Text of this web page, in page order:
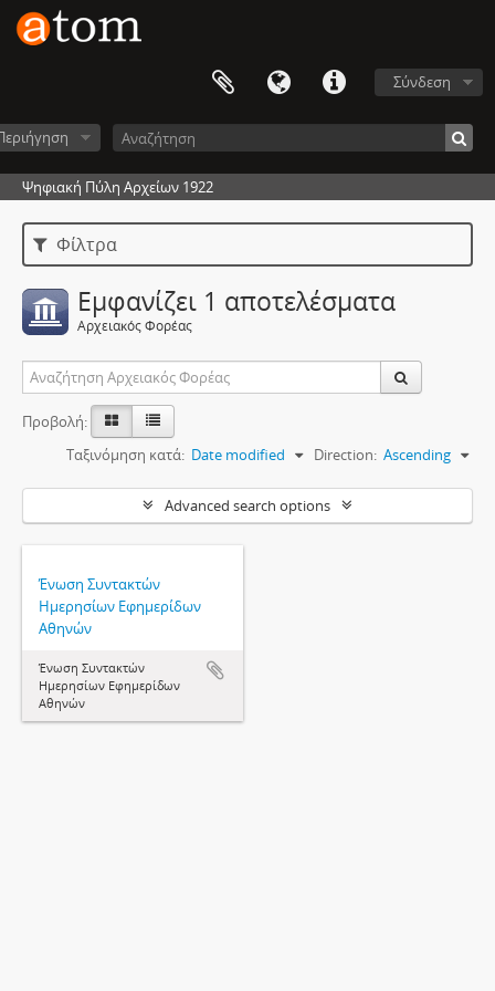
Σύνδεση
Ψηφιακή Πύλη Αρχείων 1922
Φίλτρα
Εμφανίζει 1 αποτελέσματα
Αρχειακός Φορέας
Προβολή:
Ταξινόμηση κατά: Date modified Direction: Ascending
Advanced search options
Ένωση Συντακτών
Ημερησίων Εφημερίδων
Αθηνών
Ένωση Συντακτών
Ημερησίων Εφημερίδων
Αθηνών